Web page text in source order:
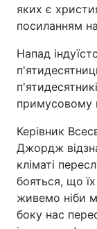
Україна
Спорт
Техно і зв'язок
Зброя
Здоров'я
Цікавинки
Екологія
яких є
посиланням
Напад
примусовому
Керівник
Джордж
кліматі
бояться, що
живемо ніби
боку нас